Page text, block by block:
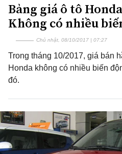
Bảng giá ô tô
Không có nhiều
Chủ nhật, 08/10/2017 | 07:27
Trong tháng 10/2017, giá bán
Honda không có nhiều biến
đó.